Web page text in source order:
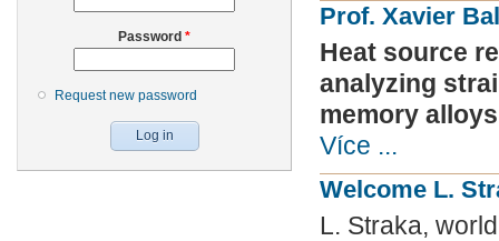
Password *
Request new password
Prof. Xavier
Heat source
analyzing
memory alloys
Více ...
Welcome L.
L. Straka,